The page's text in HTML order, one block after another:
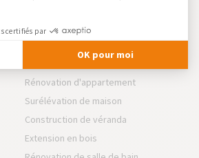
Rénovation de résidence secondaire
Rénovation de Maison
Rénovation d'appartement
Surélévation de maison
Construction de véranda
Extension en bois
certifiés par
OK pour moi